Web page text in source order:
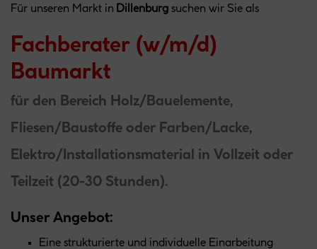
Für unseren Markt in Dillenburg suchen wir Sie als
Fachberater (w/m/d)
Baumarkt
für den Bereich Holz/Bauelemente,
Fliesen/Baustoffe oder Farben/Lacke,
Elektro/Installationsmaterial in Vollzeit oder
Teilzeit (20-30 Stunden).
Unser Angebot:
Eine strukturierte und individuelle Einarbeitung